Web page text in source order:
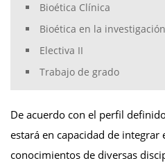
Bioética Clínica
Bioética en la
Electiva II
Trabajo de grado
De acuerdo con el perfil
estará en capacidad de integrar
conocimientos de diversas